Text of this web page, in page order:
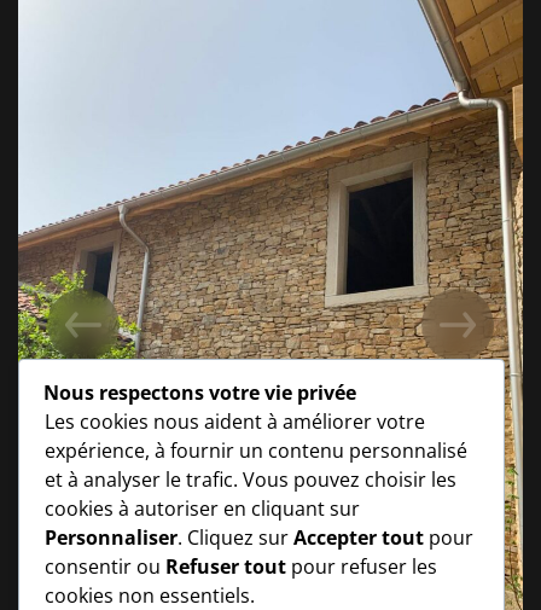
Nous respectons votre vie privée
Les cookies nous aident à améliorer votre
expérience, à fournir un contenu personnalisé
et à analyser le trafic. Vous pouvez choisir les
cookies à autoriser en cliquant sur
Personnaliser. Cliquez surAccepter tout pour
consentir ou Refuser tout pour refuser les
cookies non essentiels.